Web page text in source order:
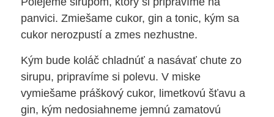
panvici. Zmiešame cukor, gin a tonic, kým sa
cukor nerozpustí a zmes nezhustne.
Kým bude koláč chladnúť a nasávať chute zo
sirupu, pripravíme si polevu. V miske
vymiešame práškový cukor, limetkovú šťavu a
gin, kým nedosiahneme jemnú zamatovú